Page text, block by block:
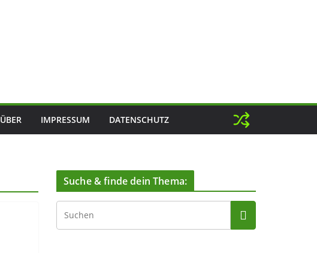
ÜBER IMPRESSUM DATENSCHUTZ
Suche & finde dein Thema: